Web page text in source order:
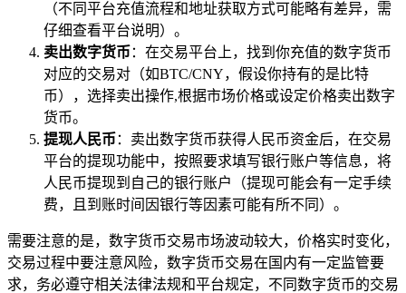
（不同平台充值流程和地址获取方式可能略有差异，需
仔细查看平台说明）。
卖出数字货币 ：在交易平台上，找到你充值的数字货币
对应的交易对（如BTC/CNY，假设你持有的是比特
币），选择卖出操作,根据市场价格或设定价格卖出数字
货币。
提现人民币 ：卖出数字货币获得人民币资金后，在交易
平台的提现功能中，按照要求填写银行账户等信息，将
人民币提现到自己的银行账户（提现可能会有一定手续
费，且到账时间因银行等因素可能有所不同）。
需要注意的是，数字货币交易市场波动较大，价格实时变化，
交易过程中要注意风险，数字货币交易在国内有一定监管要
求，务必遵守相关法律法规和平台规定，不同数字货币的交易